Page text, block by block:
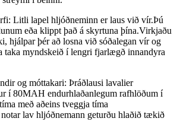
Litli lapel hljóðneminn er laus við vír.Þú
eða klippt það á skyrtuna þína.Virkjaðu
hjálpar þér að losna við sóðalegan vír og
taka myndskeið í lengri fjarlægð innandyra
og móttakari: Þráðlausi lavalier
í 80MAH endurhlaðanlegum rafhlöðum í
með aðeins tveggja tíma
lav hljóðnemann geturðu hlaðið tækið